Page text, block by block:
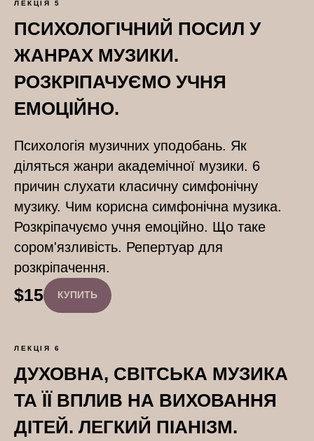
ЛЕКЦІЯ 5
ПСИХОЛОГІЧНИЙ ПОСИЛ У
ЖАНРАХ МУЗИКИ.
РОЗКРІПАЧУЄМО УЧНЯ
ЕМОЦІЙНО.
Психологія музичних уподобань. Як
діляться жанри академічної музики. 6
причин слухати класичну симфонічну
музику. Чим корисна симфонічна музика.
Розкріпачуємо учня емоційно. Що таке
сором'язливість. Репертуар для
розкріпачення.
$15 КУПИТЬ
ЛЕКЦІЯ 6
ДУХОВНА, СВІТСЬКА МУЗИКА
ТА ЇЇ ВПЛИВ НА ВИХОВАННЯ
ДІТЕЙ. ЛЕГКИЙ ПІАНІЗМ.